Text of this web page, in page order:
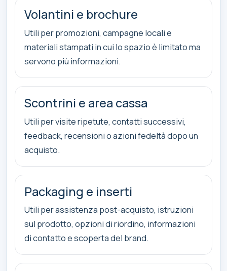
Volantini e brochure
Utili per promozioni, campagne locali e
materiali stampati in cui lo spazio è limitato ma
servono più informazioni.
Scontrini e area cassa
Utili per visite ripetute, contatti successivi,
feedback, recensioni o azioni fedeltà dopo un
acquisto.
Packaging e inserti
Utili per assistenza post-acquisto, istruzioni
sul prodotto, opzioni di riordino, informazioni
di contatto e scoperta del brand.